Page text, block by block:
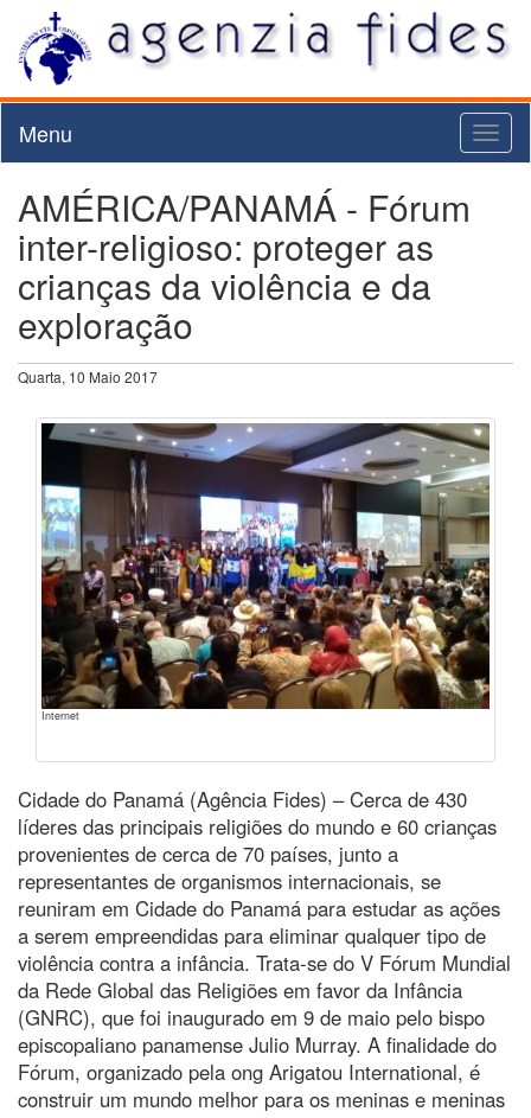
Menu
AMÉRICA/PANAMÁ - Fórum
inter-religioso: proteger as
crianças da violência e da
exploração
Quarta, 10 Maio 2017
Internet
Cidade do Panamá (Agência Fides) – Cerca de 430
líderes das principais religiões do mundo e 60 crianças
provenientes de cerca de 70 países, junto a
representantes de organismos internacionais, se
reuniram em Cidade do Panamá para estudar as ações
a serem empreendidas para eliminar qualquer tipo de
violência contra a infância. Trata-se do V Fórum Mundial
da Rede Global das Religiões em favor da Infância
(GNRC), que foi inaugurado em 9 de maio pelo bispo
episcopaliano panamense Julio Murray. A finalidade do
Fórum, organizado pela ong Arigatou International, é
construir um mundo melhor para os meninas e meninas